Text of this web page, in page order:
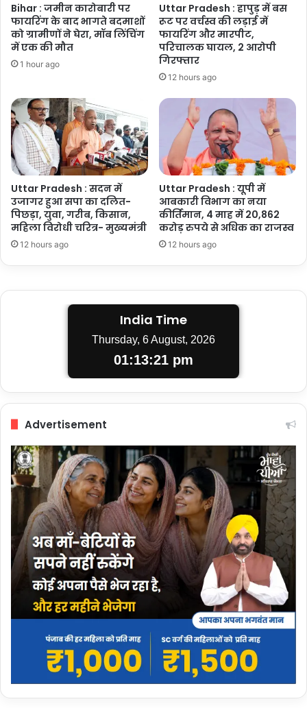
Bihar : जमीन कारोबारी पर
फायरिंग के बाद भागते बदमाशों
को ग्रामीणों ने घेरा, मॉब लिंचिंग
में एक की मौत
1 hour ago
Uttar Pradesh : हापुड़ में बस
रूट पर वर्चस्व की लड़ाई में
फायरिंग और मारपीट,
परिचालक घायल, 2 आरोपी
गिरफ्तार
12 hours ago
Uttar Pradesh : सदन में
उजागर हुआ सपा का दलित-
पिछड़ा, युवा, गरीब, किसान,
महिला विरोधी चरित्र- मुख्यमंत्री
12 hours ago
Uttar Pradesh : यूपी में
आबकारी विभाग का नया
कीर्तिमान, 4 माह में 20,862
करोड़ रुपये से अधिक का राजस्व
12 hours ago
India Time
Thursday, 6 August, 2026
01:13:21 pm
Advertisement